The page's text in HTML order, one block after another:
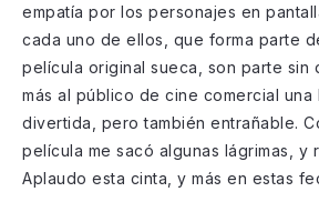
empatía por los personajes en
cada uno de ellos, que forma parte
película original sueca, son parte sin
más al público de cine comercial una
divertida, pero también entrañable.
película me sacó algunas lágrimas, y
Aplaudo esta cinta, y más en estas